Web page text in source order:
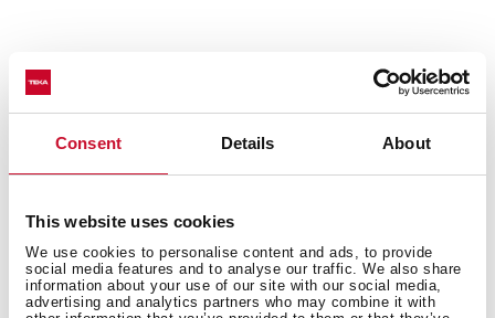
Consent Details About
This website uses cookies
We use cookies to personalise content and ads, to provide
social media features and to analyse our traffic. We also share
information about your use of our site with our social media,
advertising and analytics partners who may combine it with
Disposición del fregadero